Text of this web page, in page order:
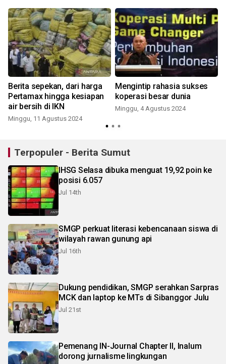
Berita sepekan, dari harga
Pertamax hingga kesiapan
air bersih di IKN
Minggu, 11 Agustus 2024
Mengintip rahasia sukses
koperasi besar dunia
Minggu, 4 Agustus 2024
Terpopuler - Berita Sumut
IHSG Selasa dibuka menguat 19,92 poin ke
posisi 6.057
Jul 14th
SMGP perkuat literasi kebencanaan siswa di
wilayah rawan gunung api
Jul 16th
Dukung pendidikan, SMGP serahkan Sarpras
MCK dan laptop ke MTs di Sibanggor Julu
Jul 21st
Pemenang IN-Journal Chapter II, Inalum
dorong jurnalisme lingkungan